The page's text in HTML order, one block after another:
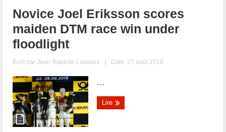
Novice Joel Eriksson scores
maiden DTM race win under
floodlight
Écrit parJean-Baptiste Lassaux | Date: 27 août 2018
...
Lire